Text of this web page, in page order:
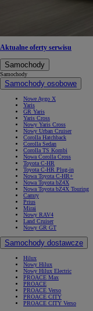
Aktualne oferty serwisu
Samochody
Samochody
Samochody osobowe
Nowe Aygo X
Yaris
GR Yaris
Yaris Cross
Nowy Yaris Cross
Nowy Urban Cruiser
Corolla Hatchback
Corolla Sedan
Corolla TS Kombi
Nowa Corolla Cross
Toyota C-HR
Toyota C-HR Plug-in
Nowa Toyota C-HR+
Nowa Toyota bZ4X
Nowa Toyota bZ4X Touring
Camry
Prius
Mirai
Nowy RAV4
Land Cruiser
Nowy GR GT
Samochody dostawcze
Hilux
Nowy Hilux
Nowy Hilux Electric
PROACE Max
PROACE
PROACE Verso
PROACE CITY
PROACE CITY Verso